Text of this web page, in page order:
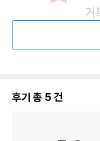
후기 총 5건